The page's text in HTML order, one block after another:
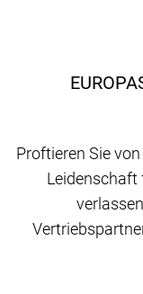
Proftieren Sie
Leidenschaft